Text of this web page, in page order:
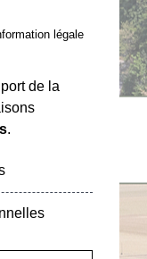
légale
de la
.